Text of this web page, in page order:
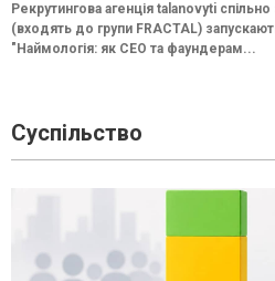
Рекрутингова агенція talanovyti
(входять до групи FRACTAL)
"Наймологія: як СEO та фаундерам...
Суспільство